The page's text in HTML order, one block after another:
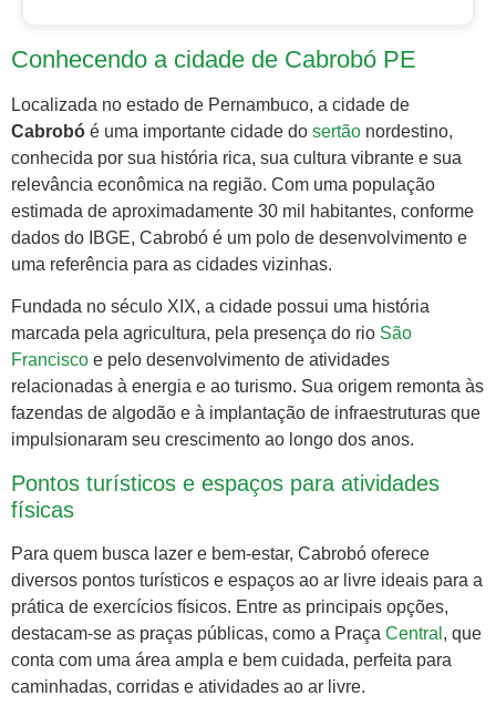
Conhecendo a cidade de Cabrobó PE
Localizada no estado de Pernambuco, a cidade de
Cabrobó é uma importante cidade do sertão nordestino,
conhecida por sua história rica, sua cultura vibrante e sua
relevância econômica na região. Com uma população
estimada de aproximadamente 30 mil habitantes, conforme
dados do IBGE, Cabrobó é um polo de desenvolvimento e
uma referência para as cidades vizinhas.
Fundada no século XIX, a cidade possui uma história
marcada pela agricultura, pela presença do rio São
Francisco e pelo desenvolvimento de atividades
relacionadas à energia e ao turismo. Sua origem remonta às
fazendas de algodão e à implantação de infraestruturas que
impulsionaram seu crescimento ao longo dos anos.
Pontos turísticos e espaços para atividades
físicas
Para quem busca lazer e bem-estar, Cabrobó oferece
diversos pontos turísticos e espaços ao ar livre ideais para a
prática de exercícios físicos. Entre as principais opções,
destacam-se as praças públicas, como a Praça Central , que
conta com uma área ampla e bem cuidada, perfeita para
caminhadas, corridas e atividades ao ar livre.